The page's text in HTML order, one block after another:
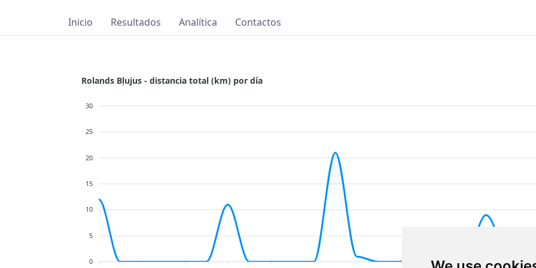
Inicio Resultados Analítica Contactos
Rolands Bļujus - distancia total (km) por día
30
25
20
15
10
5
0